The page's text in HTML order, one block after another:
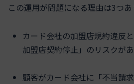
この運用が問題になる理由は3つあ
カード会社の加盟店規約違
加盟店契約停止」のリスクが
顧客がカード会社に「不当請